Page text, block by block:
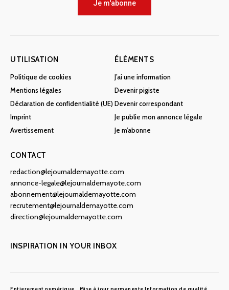
Je m'abonne
UTILISATION
Politique de cookies
Mentions légales
Déclaration de confidentialité (UE)
Imprint
Avertissement
ÉLÉMENTS
J’ai une information
Devenir pigiste
Devenir correspondant
Je publie mon annonce légale
Je m’abonne
CONTACT
redaction@lejournaldemayotte.com
annonce-legale@lejournaldemayote.com
abonnement@lejournaldemayotte.com
recrutement@lejournaldemayotte.com
direction@lejournaldemayotte.com
INSPIRATION IN YOUR INBOX